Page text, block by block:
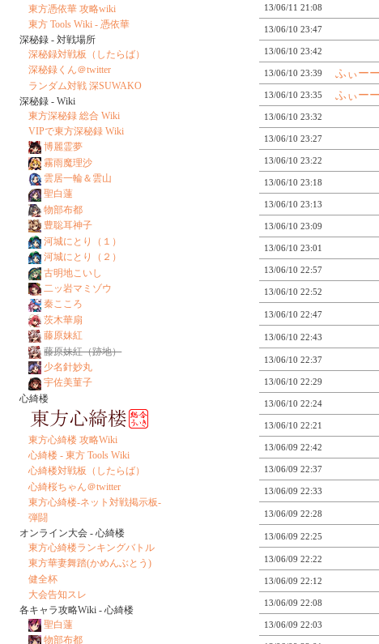
13/06/11 21:08
13/06/10 23:47
13/06/10 23:42
13/06/10 23:39 ふぃー
13/06/10 23:35 ふぃー
13/06/10 23:32
13/06/10 23:27
13/06/10 23:22
13/06/10 23:18
13/06/10 23:13
13/06/10 23:09
13/06/10 23:01
13/06/10 22:57
13/06/10 22:52
13/06/10 22:47
13/06/10 22:43
13/06/10 22:37
13/06/10 22:29
13/06/10 22:24
13/06/10 22:21
13/06/09 22:42
13/06/09 22:37
13/06/09 22:33
13/06/09 22:28
13/06/09 22:25
13/06/09 22:22
13/06/09 22:12
13/06/09 22:08
13/06/09 22:03
東方憑依華 攻略wiki
東方 Tools Wiki - 憑依華
深秘録 - 対戦場所
深秘録対戦板（したらば）
深秘録くん＠twitter
ランダム対戦 深SUWAKO
深秘録 - Wiki
東方深秘録 総合 Wiki
VIPで東方深秘録 Wiki
博麗霊夢
霧雨魔理沙
雲居一輪＆雲山
聖白蓮
物部布都
豊聡耳神子
河城にとり（１）
河城にとり（２）
古明地こいし
二ッ岩マミゾウ
秦こころ
茨木華扇
藤原妹紅
藤原妹紅（跡地）
少名針妙丸
宇佐美菫子
心綺楼
東方心綺楼 攻略Wiki
心綺楼 - 東方 Tools Wiki
心綺楼対戦板（したらば）
心綺桜ちゃん＠twitter
東方心綺楼-ネット対戦掲示板-
弾闘
オンライン大会 - 心綺楼
東方心綺楼ランキングバトル
東方華妻舞踏(かめんぶとう)
健全杯
大会告知スレ
各キャラ攻略Wiki - 心綺楼
聖白蓮
物部布都